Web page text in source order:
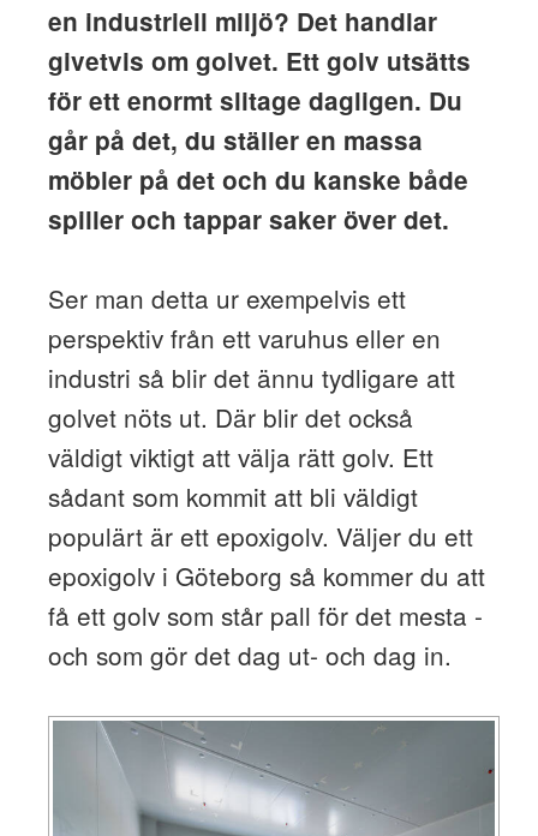
en industriell miljö? Det handlar
givetvis om golvet. Ett golv utsätts
för ett enormt slitage dagligen. Du
går på det, du ställer en massa
möbler på det och du kanske både
spiller och tappar saker över det.
Ser man detta ur exempelvis ett
perspektiv från ett varuhus eller en
industri så blir det ännu tydligare att
golvet nöts ut. Där blir det också
väldigt viktigt att välja rätt golv. Ett
sådant som kommit att bli väldigt
populärt är ett epoxigolv. Väljer du ett
epoxigolv i Göteborg så kommer du att
få ett golv som står pall för det mesta -
och som gör det dag ut- och dag in.